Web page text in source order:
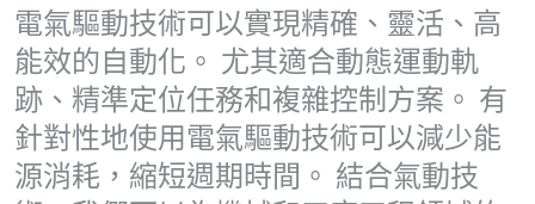
電氣驅動技術可以實現精確、靈活、高
能效的自動化。 尤其適合動態運動軌
跡、精準定位任務和複雜控制方案。 有
針對性地使用電氣驅動技術可以減少能
源消耗，縮短週期時間。 結合氣動技